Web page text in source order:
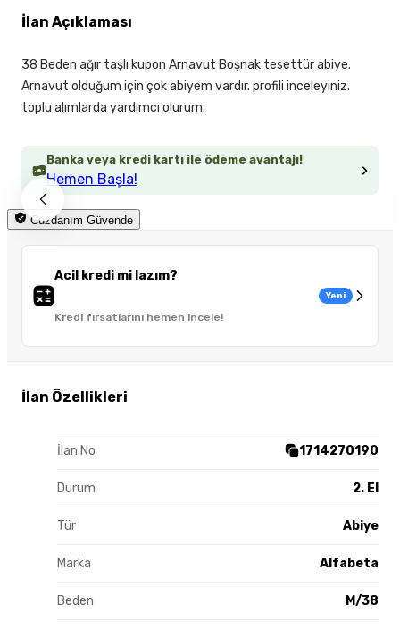
Banka veya kredi kartı ile ödeme avantajı!
Hemen Başla!
Cüzdanım Güvende
Acil kredi mi lazım?
Kredi fırsatlarını hemen incele!
Yeni
İlan Özellikleri
İlan No 1714270190
Durum 2. El
Tür Abiye
Marka Alfabeta
Beden M/38
İlan Açıklaması
38 Beden ağır taşlı kupon Arnavut Boşnak tesettür abiye.
Arnavut olduğum için çok abiyem vardır. profili inceleyiniz.
toplu alımlarda yardımcı olurum.